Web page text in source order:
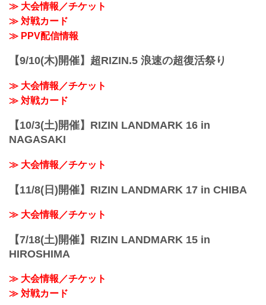
≫ 大会情報／チケット
≫ 対戦カード
≫ PPV配信情報
【9/10(木)開催】超RIZIN.5 浪速の超復活祭り
≫ 大会情報／チケット
≫ 対戦カード
【10/3(土)開催】RIZIN LANDMARK 16 in
NAGASAKI
≫ 大会情報／チケット
【11/8(日)開催】RIZIN LANDMARK 17 in CHIBA
≫ 大会情報／チケット
【7/18(土)開催】RIZIN LANDMARK 15 in
HIROSHIMA
≫ 大会情報／チケット
≫ 対戦カード